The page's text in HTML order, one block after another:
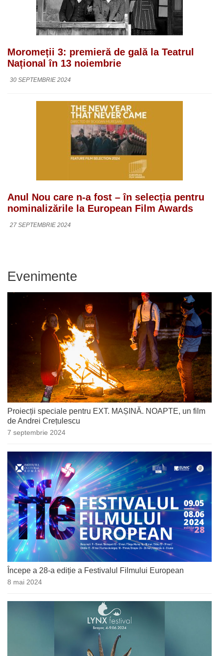
Moromeții 3: premieră de gală la Teatrul
Național în 13 noiembrie
30 SEPTEMBRIE 2024
Anul Nou care n-a fost – în selecția pentru
nominalizările la European Film Awards
27 SEPTEMBRIE 2024
Evenimente
Proiecții speciale pentru EXT. MAȘINĂ. NOAPTE, un film
de Andrei Crețulescu
7 septembrie 2024
Începe a 28-a ediție a Festivalul Filmului European
8 mai 2024